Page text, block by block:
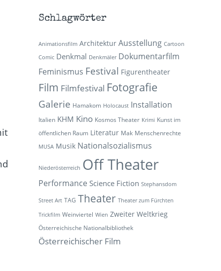
Schlagwörter
Animationsfilm Architektur Ausstellung Cartoon
Comic Denkmal Denkmäler Dokumentarfilm
Feminismus Festival Figurentheater
Film Filmfestival Fotografie
Galerie Hamakom Holocaust Installation
Italien KHM Kino Kosmos Theater Krimi Kunst im
öffentlichen Raum Literatur Mak Menschenrechte
MUSA Musik Nationalsozialismus
Niederösterreich Off Theater
Performance Science Fiction Stephansdom
Street Art TAG Theater Theater zum Fürchten
Trickfilm Weinviertel Wien Zweiter Weltkrieg
Österreichische Nationalbibliothek
Österreichischer Film